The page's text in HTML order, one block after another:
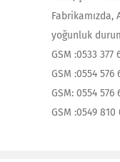
yoğunluk
GSM :0533 377
GSM :0554 576
GSM: 0554
GSM :0549